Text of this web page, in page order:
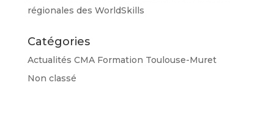
régionales des WorldSkills
Catégories
Actualités CMA Formation Toulouse-Muret
Non classé